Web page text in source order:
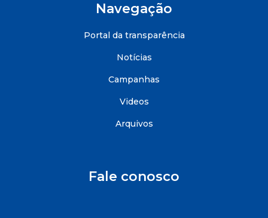
Navegação
Portal da transparência
Notícias
Campanhas
Videos
Arquivos
Fale conosco